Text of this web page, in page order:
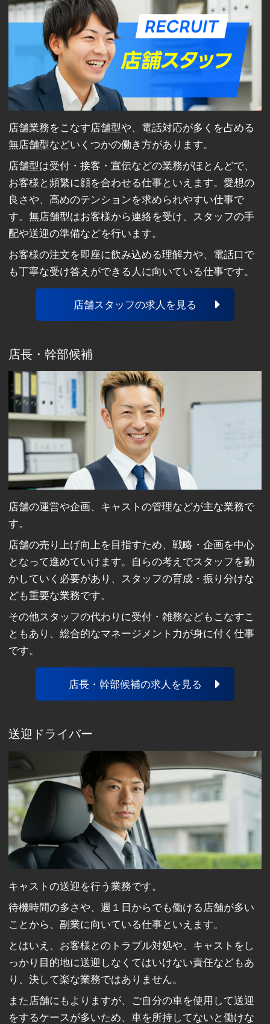
店舗業務をこなす店舗型や、電話対応が多くを占める
無店舗型などいくつかの働き方があります。
店舗型は受付・接客・宣伝などの業務がほとんどで、
お客様と頻繁に顔を合わせる仕事といえます。愛想の
良さや、高めのテンションを求められやすい仕事で
す。無店舗型はお客様から連絡を受け、スタッフの手
配や送迎の準備などを行います。
お客様の注文を即座に飲み込める理解力や、電話口で
も丁寧な受け答えができる人に向いている仕事です。
店舗スタッフの求人を見る
店長・幹部候補
店舗の運営や企画、キャストの管理などが主な業務で
す。
店舗の売り上げ向上を目指すため、戦略・企画を中心
となって進めていけます。自らの考えでスタッフを動
かしていく必要があり、スタッフの育成・振り分けな
ども重要な業務です。
その他スタッフの代わりに受付・雑務などもこなすこ
ともあり、総合的なマネージメント力が身に付く仕事
です。
店長・幹部候補の求人を見る
送迎ドライバー
キャストの送迎を行う業務です。
待機時間の多さや、週１日からでも働ける店舗が多い
ことから、副業に向いている仕事といえます。
とはいえ、お客様とのトラブル対処や、キャストをし
っかり目的地に送迎しなくてはいけない責任などもあ
り、決して楽な業務ではありません。
また店舗にもよりますが、ご自分の車を使用して送迎
をするケースが多いため、車を所持してないと働けな